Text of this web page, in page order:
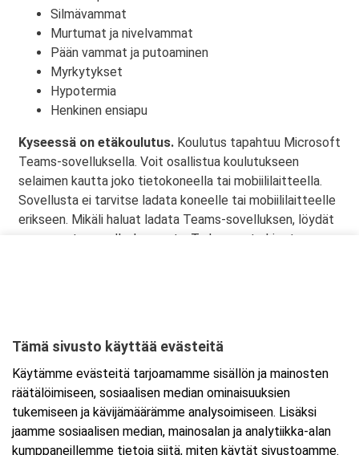
Silmävammat
Murtumat ja nivelvammat
Pään vammat ja putoaminen
Myrkytykset
Hypotermia
Henkinen ensiapu
Kyseessä on etäkoulutus. Koulutus tapahtuu Microsoft
Teams-sovelluksella. Voit osallistua koulutukseen
selaimen kautta joko tietokoneella tai mobiililaitteella.
Sovellusta ei tarvitse ladata koneelle tai mobiililaitteelle
erikseen. Mikäli haluat ladata Teams-sovelluksen, löydät
sen omasta sovelluskaupasta. Tarkemmat ohjeet
Ajankohta
Alkaa:17.8.2026 08:30
Päättyy:18.8.2026 15:30
Tämä sivusto käyttää evästeitä
Käytämme evästeitä tarjoamamme sisällön ja mainosten
räätälöimiseen, sosiaalisen median ominaisuuksien
tukemiseen ja kävijämäärämme analysoimiseen. Lisäksi
jaamme sosiaalisen median, mainosalan ja analytiikka-alan
kumppaneillemme tietoja siitä, miten käytät sivustoamme.